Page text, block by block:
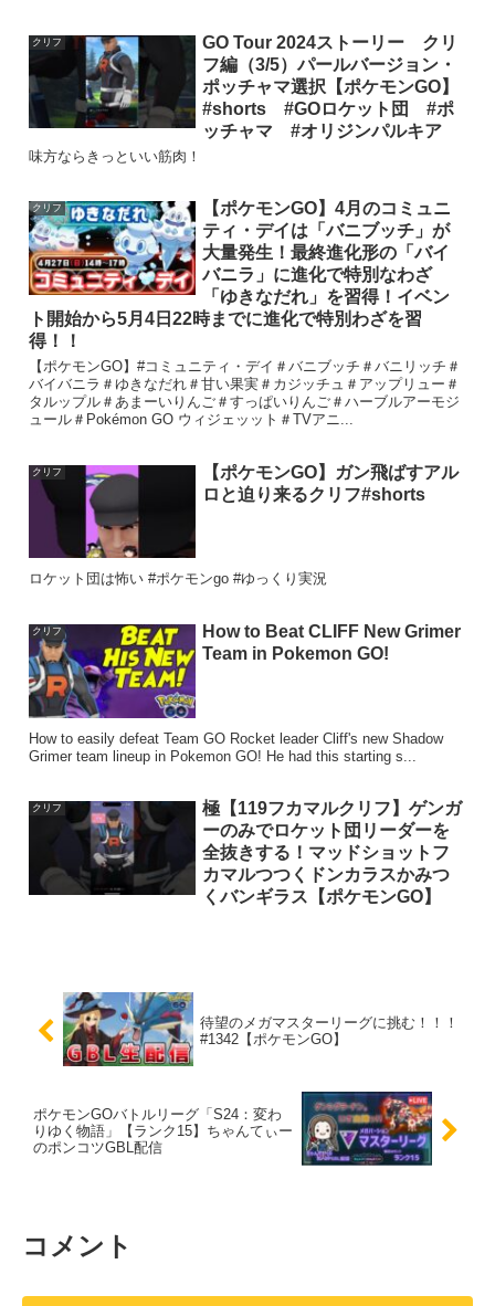
クリフ
GO Tour 2024ストーリー クリ
フ編（3/5）パールバージョン・
ポッチャマ選択【ポケモンGO】
#shorts #GOロケット団 #ポ
ッチャマ #オリジンパルキア
味方ならきっといい筋肉！
クリフ
【ポケモンGO】4月のコミュニ
ティ・デイは「バニブッチ」が
大量発生！最終進化形の「バイ
バニラ」に進化で特別なわざ
「ゆきなだれ」を習得！イベン
ト開始から5月4日22時までに進化で特別わざを習
得！！
【ポケモンGO】#コミュニティ・デイ＃バニブッチ＃バニリッチ＃
バイバニラ＃ゆきなだれ＃甘い果実＃カジッチュ＃アップリュー＃
タルップル＃あまーいりんご＃すっぱいりんご＃ハーブルアーモジ
ュール＃Pokémon GO ウィジェッット＃TVアニ...
クリフ
【ポケモンGO】ガン飛ばすアル
ロと迫り来るクリフ#shorts
ロケット団は怖い #ポケモンgo #ゆっくり実況
クリフ
How to Beat CLIFF New Grimer
Team in Pokemon GO!
How to easily defeat Team GO Rocket leader Cliff's new Shadow
Grimer team lineup in Pokemon GO! He had this starting s...
クリフ
極【119フカマルクリフ】ゲンガ
ーのみでロケット団リーダーを
全抜きする！マッドショットフ
カマルつつくドンカラスかみつ
くバンギラス【ポケモンGO】
待望のメガマスターリーグに挑む！！！
#1342【ポケモンGO】
ポケモンGOバトルリーグ「S24：変わ
りゆく物語」【ランク15】ちゃんてぃー
のポンコツGBL配信
コメント